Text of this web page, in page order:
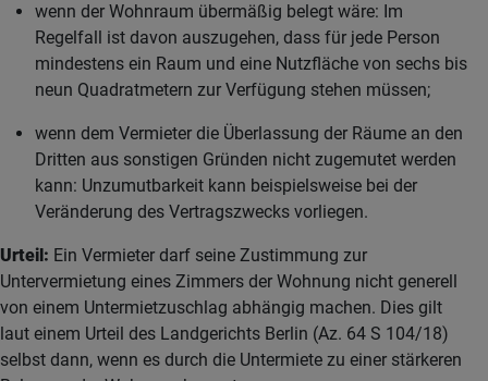
wenn der Wohnraum übermäßig belegt wäre: Im
Regelfall ist davon auszugehen, dass für jede Person
mindestens ein Raum und eine Nutzfläche von sechs bis
neun Quadratmetern zur Verfügung stehen müssen;
wenn dem Vermieter die Überlassung der Räume an den
Dritten aus sonstigen Gründen nicht zugemutet werden
kann: Unzumutbarkeit kann beispielsweise bei der
Veränderung des Vertragszwecks vorliegen.
Urteil: Ein Vermieter darf seine Zustimmung zur
Untervermietung eines Zimmers der Wohnung nicht generell
von einem Untermietzuschlag abhängig machen. Dies gilt
laut einem Urteil des Landgerichts Berlin (Az. 64 S 104/18)
selbst dann, wenn es durch die Untermiete zu einer stärkeren